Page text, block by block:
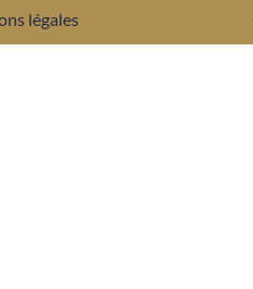
légales